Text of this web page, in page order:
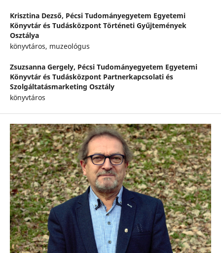
Krisztina Dezső, Pécsi Tudományegyetem Egyetemi
Könyvtár és Tudásközpont Történeti Gyűjtemények
Osztálya
könyvtáros, muzeológus
Zsuzsanna Gergely, Pécsi Tudományegyetem Egyetemi
Könyvtár és Tudásközpont Partnerkapcsolati és
Szolgáltatásmarketing Osztály
könyvtáros